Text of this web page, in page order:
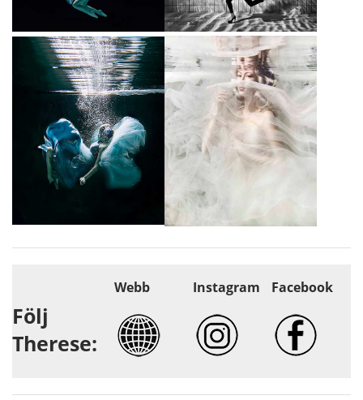
Följ
Therese:
Webb Instagram Facebook